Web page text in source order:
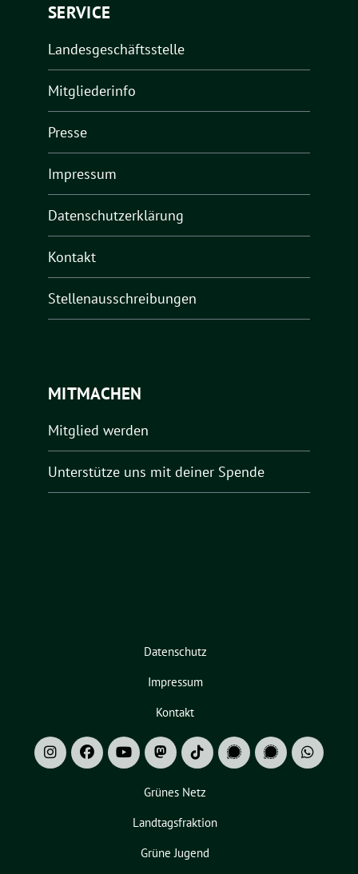
SERVICE
Landesgeschäftsstelle
Mitgliederinfo
Presse
Impressum
Datenschutzerklärung
Kontakt
Stellenausschreibungen
MITMACHEN
Mitglied werden
Unterstütze uns mit deiner Spende
Datenschutz
Impressum
Kontakt
Grünes Netz
Landtagsfraktion
Grüne Jugend